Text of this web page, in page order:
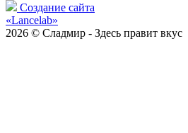
Создание сайта
«Lancelab»
2026 © Сладмир - Здесь правит вкус